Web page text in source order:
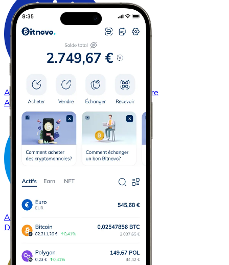
AcheterCardanoavec virement bancaire
ADA
Acheter
DASH